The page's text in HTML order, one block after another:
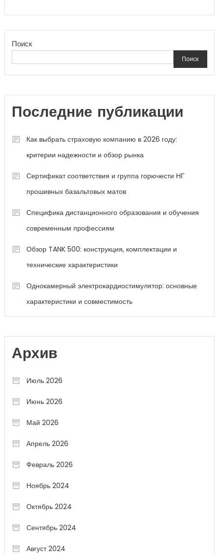
Поиск
Поиск
Последние публикации
Как выбрать страховую компанию в 2026 году:
критерии надежности и обзор рынка
Сертификат соответствия и группа горючести НГ
прошивных базальтовых матов
Специфика дистанционного образования и обучения
современным профессиям
Обзор TANK 500: конструкция, комплектации и
технические характеристики
Однокамерный электрокардиостимулятор: основные
характеристики и совместимость
Архив
Июль 2026
Июнь 2026
Май 2026
Апрель 2026
Февраль 2026
Ноябрь 2024
Октябрь 2024
Сентябрь 2024
Август 2024